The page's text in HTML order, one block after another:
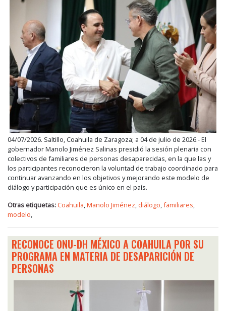
04/07/2026. Saltillo, Coahuila de Zaragoza; a 04 de julio de 2026.- El
gobernador Manolo Jiménez Salinas presidió la sesión plenaria con
colectivos de familiares de personas desaparecidas, en la que las y
los participantes reconocieron la voluntad de trabajo coordinado para
continuar avanzando en los objetivos y mejorando este modelo de
diálogo y participación que es único en el país.
Otras etiquetas: Coahuila Manolo Jiménez diálogo familiares
modelo
RECONOCE ONU-DH MÉXICO A COAHUILA POR SU
PROGRAMA EN MATERIA DE DESAPARICIÓN DE
PERSONAS